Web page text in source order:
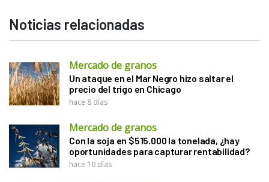
Noticias relacionadas
Mercado de granos
Un ataque en el Mar Negro hizo saltar el
precio del trigo en Chicago
hace 8 días
Mercado de granos
Con la soja en $515.000 la tonelada, ¿hay
oportunidades para capturar rentabilidad?
hace 10 días